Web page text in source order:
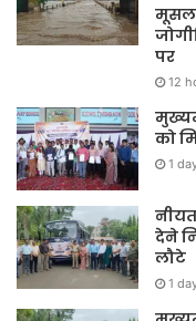
पर
12
को
1
देने
लौटे
1